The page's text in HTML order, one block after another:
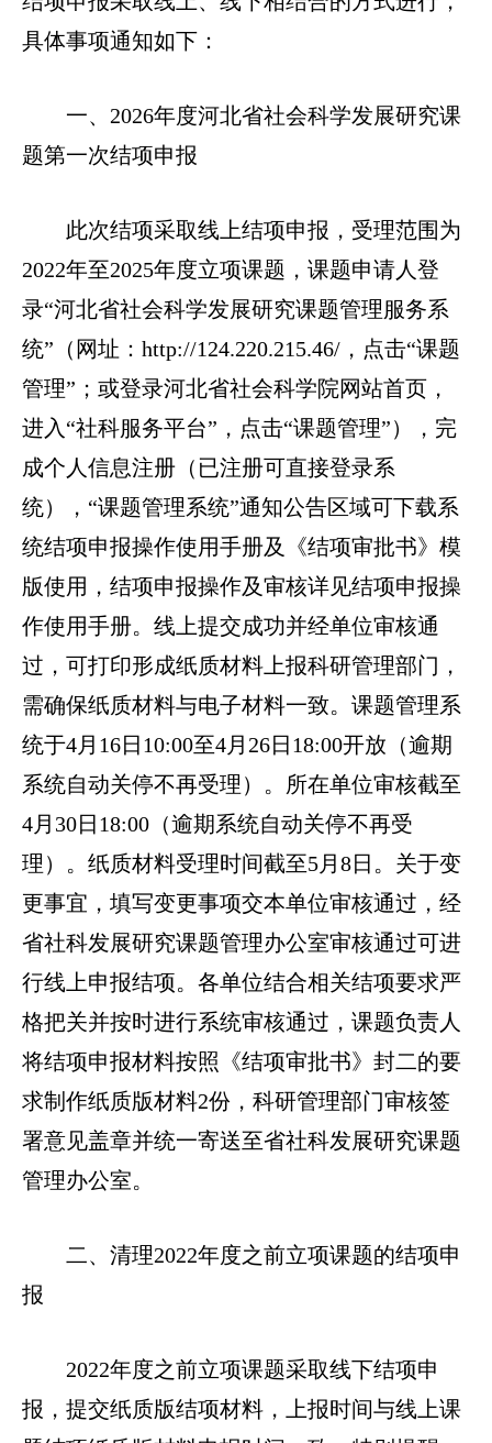
具体事项通知如下：
一、2026年度河北省社会科学发展研究课
题第一次结项申报
此次结项采取线上结项申报，受理范围为
2022年至2025年度立项课题，课题申请人登
录“河北省社会科学发展研究课题管理服务系
统”（网址：http://124.220.215.46/，点击“课题
管理”；或登录河北省社会科学院网站首页，
进入“社科服务平台”，点击“课题管理”），完
成个人信息注册（已注册可直接登录系
统），“课题管理系统”通知公告区域可下载系
统结项申报操作使用手册及《结项审批书》模
版使用，结项申报操作及审核详见结项申报操
作使用手册。线上提交成功并经单位审核通
过，可打印形成纸质材料上报科研管理部门，
需确保纸质材料与电子材料一致。课题管理系
统于4月16日10:00至4月26日18:00开放（逾期
系统自动关停不再受理）。所在单位审核截至
4月30日18:00（逾期系统自动关停不再受
理）。纸质材料受理时间截至5月8日。关于变
更事宜，填写变更事项交本单位审核通过，经
省社科发展研究课题管理办公室审核通过可进
行线上申报结项。各单位结合相关结项要求严
格把关并按时进行系统审核通过，课题负责人
将结项申报材料按照《结项审批书》封二的要
求制作纸质版材料2份，科研管理部门审核签
署意见盖章并统一寄送至省社科发展研究课题
管理办公室。
二、清理2022年度之前立项课题的结项申
报
2022年度之前立项课题采取线下结项申
报，提交纸质版结项材料，上报时间与线上课